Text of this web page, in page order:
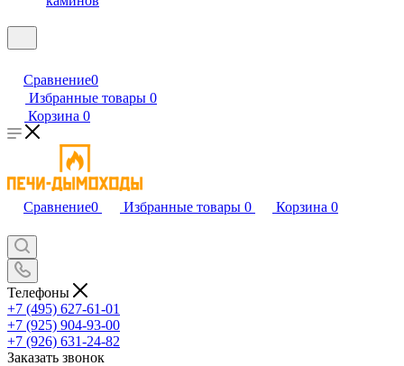
Сравнение0
Избранные товары 0
Корзина 0
Сравнение0 Избранные товары 0 Корзина 0
Телефоны
+7 (495) 627-61-01
+7 (925) 904-93-00
+7 (926) 631-24-82
Заказать звонок